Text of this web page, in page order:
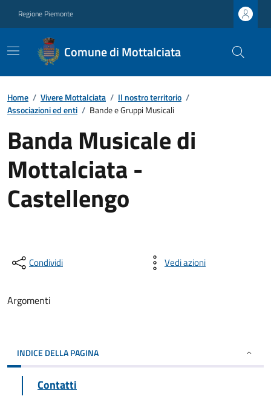
Regione Piemonte
Comune di Mottalciata
Home / Vivere Mottalciata / Il nostro territorio /
Associazioni ed enti / Bande e Gruppi Musicali
Banda Musicale di
Mottalciata -
Castellengo
Condividi Vedi azioni
Argomenti
INDICE DELLA PAGINA
Contatti